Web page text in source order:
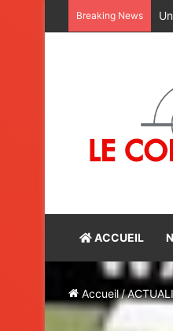
Breaking News
ACCUEIL
Accueil/